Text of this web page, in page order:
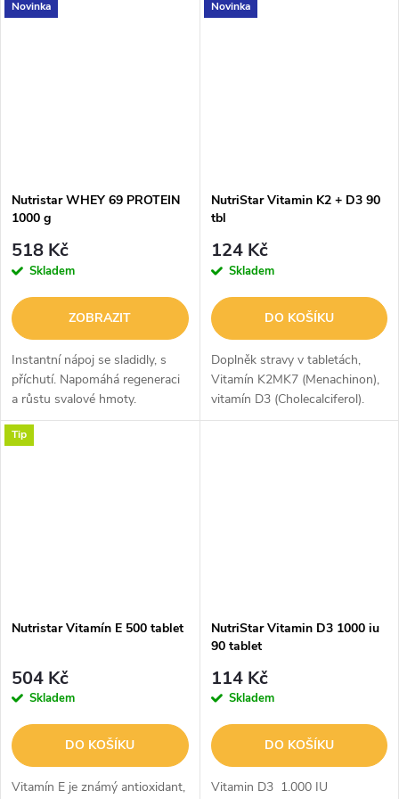
Novinka
Nutristar WHEY 69 PROTEIN
1000 g
518 Kč
Skladem
ZOBRAZIT
Instantní nápoj se sladidly, s
příchutí. Napomáhá regeneraci
a růstu svalové hmoty.
Novinka
NutriStar Vitamin K2 + D3 90
tbl
124 Kč
Skladem
DO KOŠÍKU
Doplněk stravy v tabletách,
Vitamín K2MK7 (Menachinon),
vitamín D3 (Cholecalciferol).
Tip
Nutristar Vitamín E 500 tablet
504 Kč
Skladem
DO KOŠÍKU
Vitamín E je známý antioxidant,
NutriStar Vitamin D3 1000 iu
90 tablet
114 Kč
Skladem
DO KOŠÍKU
Vitamin D3 1.000 IU